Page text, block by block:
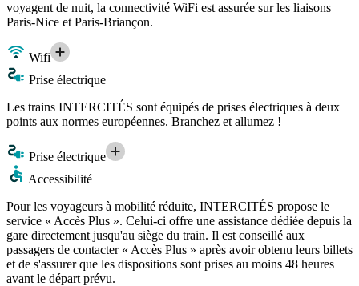
voyagent de nuit, la connectivité WiFi est assurée sur les liaisons
Paris-Nice et Paris-Briançon.
Wifi
Prise électrique
Les trains INTERCITÉS sont équipés de prises électriques à deux
points aux normes européennes. Branchez et allumez !
Prise électrique
Accessibilité
Pour les voyageurs à mobilité réduite, INTERCITÉS propose le
service « Accès Plus ». Celui-ci offre une assistance dédiée depuis la
gare directement jusqu'au siège du train. Il est conseillé aux
passagers de contacter « Accès Plus » après avoir obtenu leurs billets
et de s'assurer que les dispositions sont prises au moins 48 heures
avant le départ prévu.